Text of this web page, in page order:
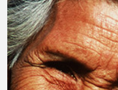
เพล
ย์
ลิ
สต์
ของ
คุณ